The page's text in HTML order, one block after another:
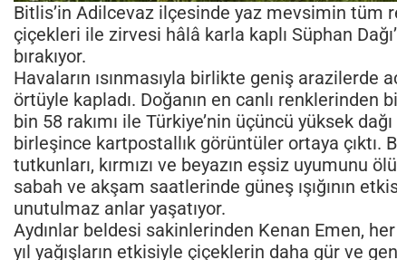
Bitlis’in Adilcevaz ilçesinde yaz mevsimin tüm
çiçekleri ile zirvesi hâlâ karla kaplı Süphan
bırakıyor.
Havaların ısınmasıyla birlikte geniş arazilerde
örtüyle kapladı. Doğanın en canlı
bin 58 rakımı ile Türkiye’nin üçüncü yüksek
birleşince kartpostallık görüntüler ortaya
tutkunları, kırmızı ve beyazın eşsiz uyumunu
sabah ve akşam saatlerinde güneş ışığının
unutulmaz anlar yaşatıyor.
Aydınlar beldesi sakinlerinden Kenan Emen,
yıl yağışların etkisiyle çiçeklerin daha gür ve